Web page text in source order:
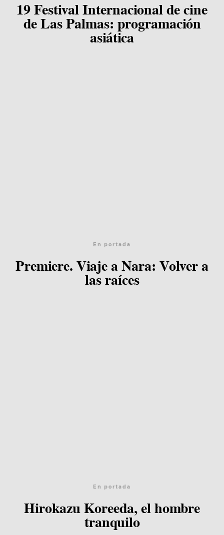
19 Festival Internacional de cine
de Las Palmas: programación
asiática
En portada
Premiere. Viaje a Nara: Volver a
las raíces
En portada
Hirokazu Koreeda, el hombre
tranquilo